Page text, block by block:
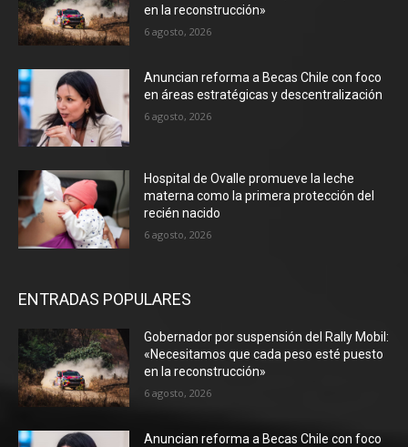
en la reconstrucción»
6 agosto, 2026
Anuncian reforma a Becas Chile con foco
en áreas estratégicas y descentralización
6 agosto, 2026
Hospital de Ovalle promueve la leche
materna como la primera protección del
recién nacido
6 agosto, 2026
ENTRADAS POPULARES
Gobernador por suspensión del Rally Mobil:
«Necesitamos que cada peso esté puesto
en la reconstrucción»
6 agosto, 2026
Anuncian reforma a Becas Chile con foco